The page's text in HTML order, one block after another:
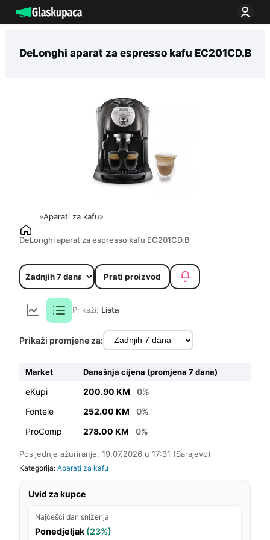
na
DeLonghi aparat za espresso kafu EC201CD.B
»Aparati za kafu»
DeLonghi aparat za espresso kafu EC201CD.B
Prati proizvod
Prikaži: Lista
Prikaži promjene za:
Market Današnja cijena (promjena 7 dana)
eKupi 200.90 KM
0%
Fontele
252.00 KM
0%
ProComp
278.00 KM 0%
Posljednje ažuriranje: 19.07.2026 u 17:31 (Sarajevo)
Kategorija: Aparati za kafu
Uvid za kupce
Najčešći dan sniženja
Ponedjeljak (23%)